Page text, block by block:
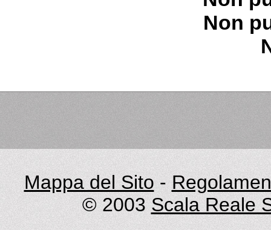
Non
Mappa del Sito -
© 2003 Scala Reale